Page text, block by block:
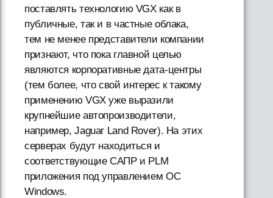
поставлять технологию VGX как в
публичные, так и в частные облака,
тем не менее представители компании
признают, что пока главной целью
являются корпоративные дата-центры
(тем более, что свой интерес к такому
применению VGX уже выразили
крупнейшие автопроизводители,
например, Jaguar Land Rover). На этих
серверах будут находиться и
соответствующие САПР и PLM
приложения под управлением ОС
Windows.